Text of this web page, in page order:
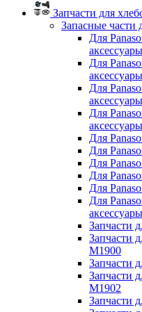
Запчасти для
Запасные части
Для
аксессуары
Для
аксессуары
Для
аксессуары
Для
аксессуары
Для
Для
Для
Для
Для
Для
аксессуары
Запчасти
Запчасти
M1900
Запчасти
Запчасти
M1902
Запчасти